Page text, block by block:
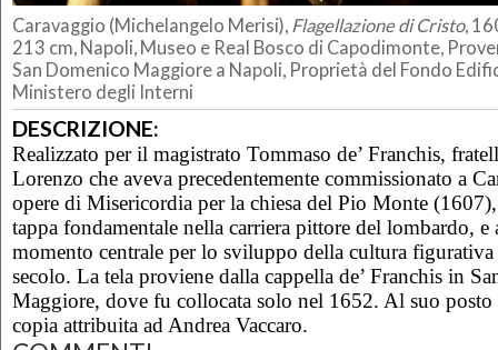
Caravaggio (Michelangelo Merisi), Flagellazione di Cristo,
213 cm, Napoli, Museo e Real Bosco di Capodimonte,
San Domenico Maggiore a Napoli, Proprietà del Fondo
Ministero degli Interni
DESCRIZIONE:
Realizzato per il magistrato Tommaso de’ Franchis,
Lorenzo che aveva precedentemente commissionato a
opere di Misericordia per la chiesa del Pio Monte
tappa fondamentale nella carriera pittore del lombardo, e
momento centrale per lo sviluppo della cultura
secolo. La tela proviene dalla cappella de’ Franchis in
Maggiore, dove fu collocata solo nel 1652. Al suo
copia attribuita ad Andrea Vaccaro.